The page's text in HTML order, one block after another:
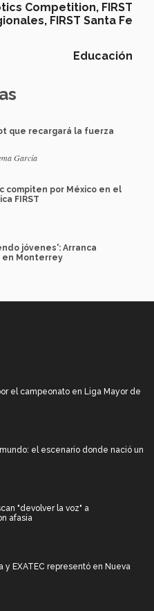
Competition, FIRST
FIRST Santa Fe
Educación
que recargará la fuerza
García
compiten por México en el
FIRST
jóvenes': Arranca
en Monterrey
el campeonato en Liga Mayor de
el escenario donde nació un
"devolver la voz" a
afasia
y EXATEC representó en Nueva